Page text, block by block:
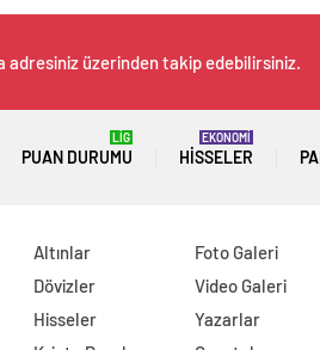
üzerinden takip edebilirsiniz.
PUAN DURUMU
LİG
HISSELER
EKONOMİ
Altınlar
Dövizler
Hisseler
Foto Galeri
Video Galeri
Yazarlar